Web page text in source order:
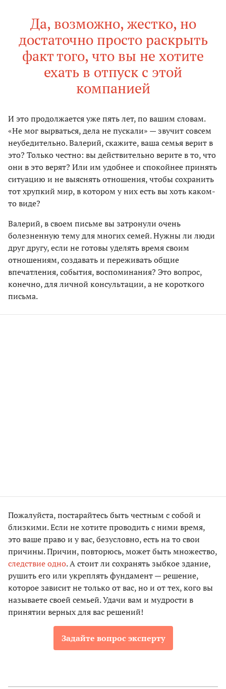
Да, возможно, жестко, но
достаточно просто раскрыть
факт того, что вы не хотите
ехать в отпуск с этой
компанией
И это продолжается уже пять лет, по вашим словам.
«Не мог вырваться, дела не пускали» — звучит совсем
неубедительно. Валерий, скажите, ваша семья верит в
это? Только честно: вы действительно верите в то, что
они в это верят? Или им удобнее и спокойнее принять
ситуацию и не выяснять отношения, чтобы сохранить
тот хрупкий мир, в котором у них есть вы хоть каком-
то виде?
Валерий, в своем письме вы затронули очень
болезненную тему для многих семей. Нужны ли люди
друг другу, если не готовы уделять время своим
отношениям, создавать и переживать общие
впечатления, события, воспоминания? Это вопрос,
конечно, для личной консультации, а не короткого
письма.
Пожалуйста, постарайтесь быть честным с собой и
близкими. Если не хотите проводить с ними время,
это ваше право и у вас, безусловно, есть на то свои
причины. Причин, повторюсь, может быть множество,
следствие одно. А стоит ли сохранять зыбкое здание,
рушить его или укреплять фундамент — решение,
которое зависит не только от вас, но и от тех, кого вы
называете своей семьей. Удачи вам и мудрости в
принятии верных для вас решений!
Задайте вопрос эксперту